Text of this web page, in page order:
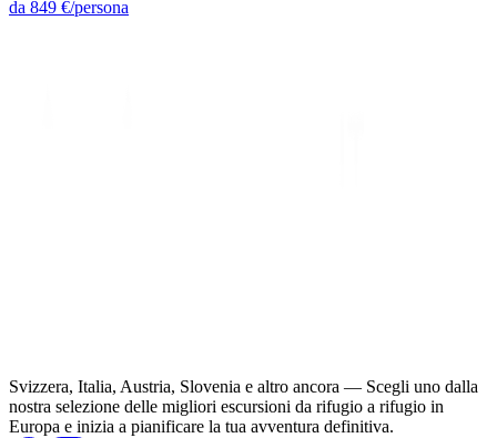
da 849 €/persona
Svizzera, Italia, Austria, Slovenia e altro ancora — Scegli uno dalla
nostra selezione delle migliori escursioni da rifugio a rifugio in
Europa e inizia a pianificare la tua avventura definitiva.